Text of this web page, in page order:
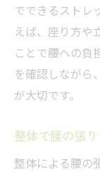
でできるストレ
えば、座り方や
ことで腰への負
を確認しながら
が大切です。
整体で腰の張
整体による腰の